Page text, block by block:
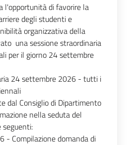
l'opportunità di favorire la
degli studenti e
organizzativa della
una sessione straordinaria
per il giorno 24 settembre
24 settembre 2026 - tutti i
dal Consiglio di Dipartimento
nella seduta del
seguenti:
- Compilazione domanda di